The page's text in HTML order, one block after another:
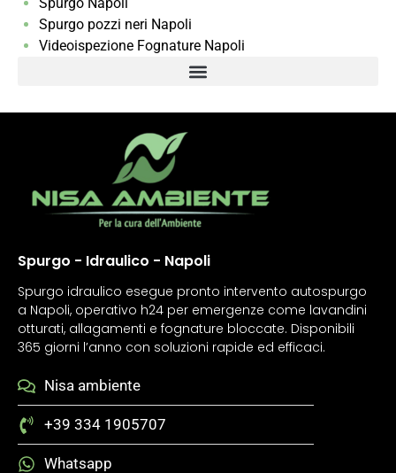
Spurgo pozzi neri Napoli
Videoispezione Fognature Napoli
Spurgo - Idraulico - Napoli
Spurgo idraulico esegue pronto intervento autospurgo
a Napoli, operativo h24 per emergenze come lavandini
otturati, allagamenti e fognature bloccate. Disponibili
365 giorni l’anno con soluzioni rapide ed efficaci.
Nisa ambiente
+39 334 1905707
Whatsapp